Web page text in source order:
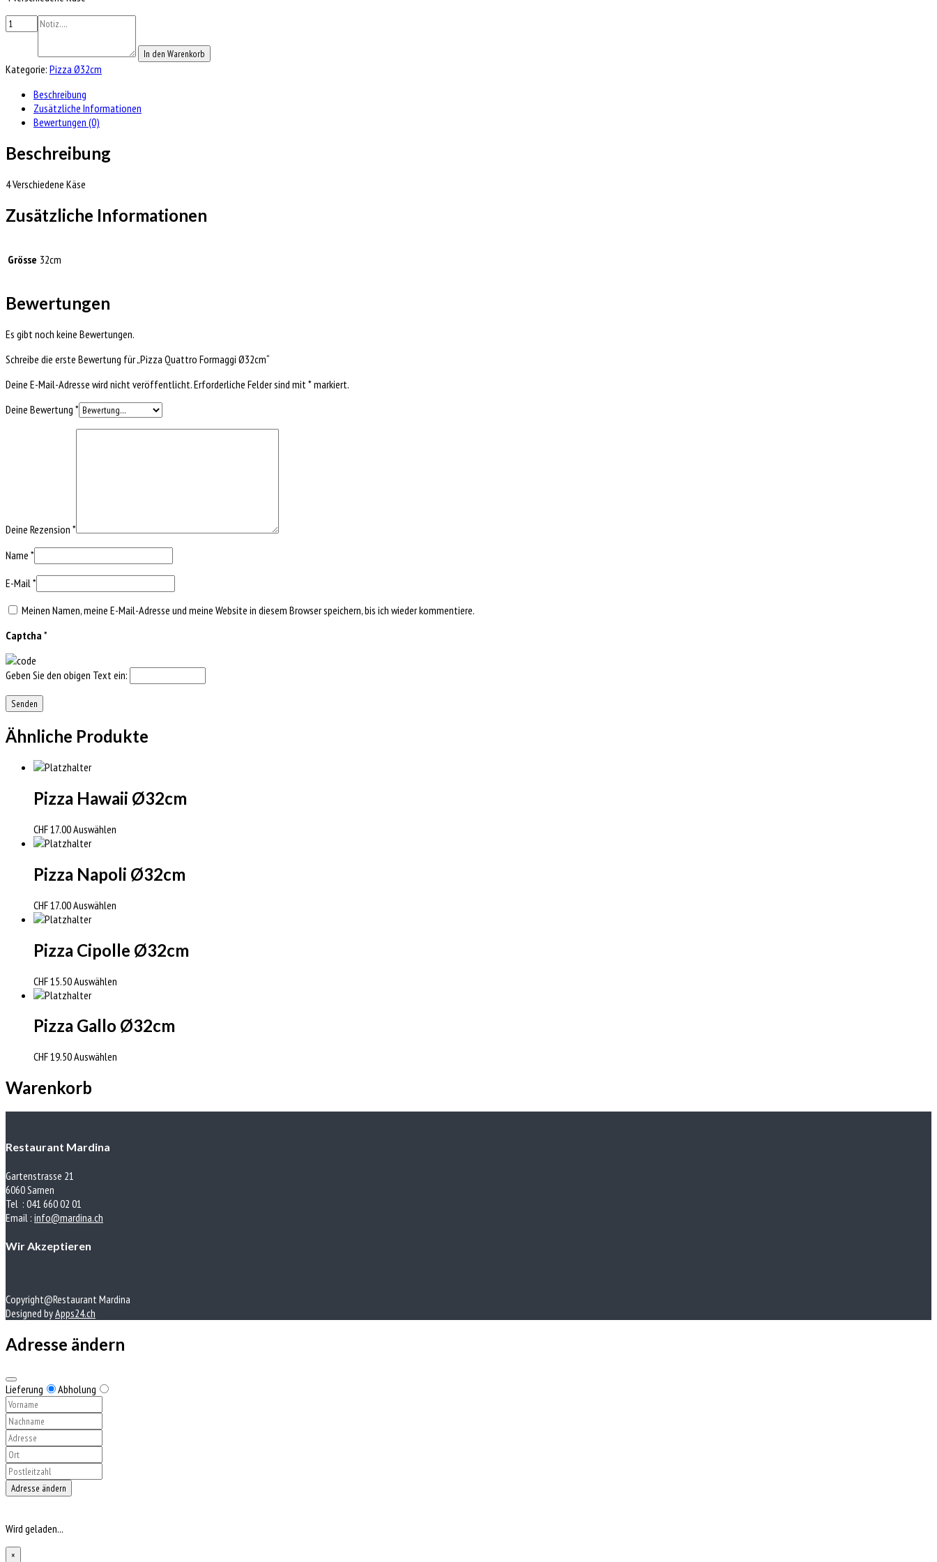
In den Warenkorb
Kategorie: Pizza Ø32cm
Beschreibung
Zusätzliche Informationen
Bewertungen (0)
Beschreibung
4 Verschiedene Käse
Zusätzliche Informationen
Grösse 32cm
Bewertungen
Es gibt noch keine Bewertungen.
Schreibe die erste Bewertung für „Pizza Quattro Formaggi Ø32cm“
Deine E-Mail-Adresse wird nicht veröffentlicht.Erforderliche Felder sind mit*markiert.
Deine Bewertung *
Deine Rezension *
Name *
E-Mail*
Meinen Namen, meine E-Mail-Adresse und meine Website in diesem Browser speichern, bis ich wieder kommentiere.
Captcha *
Geben Sie den obigen Text ein:
Ähnliche Produkte
Pizza Hawaii Ø32cm
CHF17.00Auswählen
Pizza Napoli Ø32cm
CHF17.00Auswählen
Pizza Cipolle Ø32cm
CHF15.50Auswählen
Pizza Gallo Ø32cm
CHF19.50Auswählen
Warenkorb
Restaurant Mardina
Gartenstrasse 21
6060 Sarnen
Tel : 041 660 02 01
Email : info@mardina.ch
Wir Akzeptieren
Copyright@Restaurant Mardina
Designed byApps24.ch
Adresse ändern
Lieferung Abholung
Adresse ändern
Wird geladen...
×